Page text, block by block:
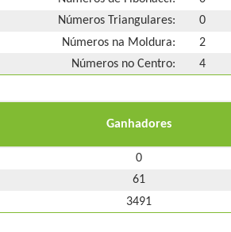
Números Triangulares:
0
Números na Moldura:
2
Números no Centro:
4
Ganhadores
0
61
3491